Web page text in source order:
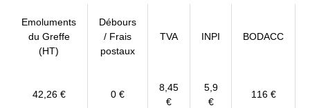
Emoluments
du Greffe
(HT)
Débours
/ Frais
postaux
TVA INPI BODACC
42,26 € 0 €
8,45
€
5,9
€
116 €